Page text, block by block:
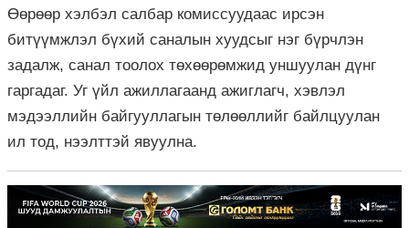
Өөрөөр хэлбэл салбар комиссуудаас ирсэн
битүүмжлэл бүхий саналын хуудсыг нэг бүрчлэн
задалж, санал тоолох төхөөрөмжид уншуулан дүнг
гаргадаг. Уг үйл ажиллагаанд ажиглагч, хэвлэл
мэдээллийн байгууллагын төлөөллийг байлцуулан
ил тод, нээлттэй явуулна.